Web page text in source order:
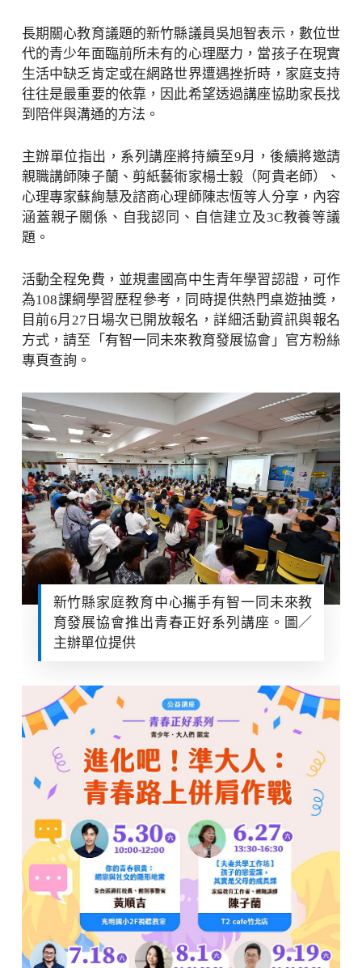
長期關心教育議題的新竹縣議員吳旭智表示，數位世
代的青少年面臨前所未有的心理壓力，當孩子在現實
生活中缺乏肯定或在網路世界遭遇挫折時，家庭支持
往往是最重要的依靠，因此希望透過講座協助家長找
到陪伴與溝通的方法。
主辦單位指出，系列講座將持續至9月，後續將邀請
親職講師陳子蘭、剪紙藝術家楊士毅（阿貴老師）、
心理專家蘇絢慧及諮商心理師陳志恆等人分享，內容
涵蓋親子關係、自我認同、自信建立及3C教養等議
題。
活動全程免費，並規畫國高中生青年學習認證，可作
為108課綱學習歷程參考，同時提供熱門桌遊抽獎，
目前6月27日場次已開放報名，詳細活動資訊與報名
方式，請至「有智一同未來教育發展協會」官方粉絲
專頁查詢。
新竹縣家庭教育中心攜手有智一同未來教
育發展協會推出青春正好系列講座。圖／
主辦單位提供